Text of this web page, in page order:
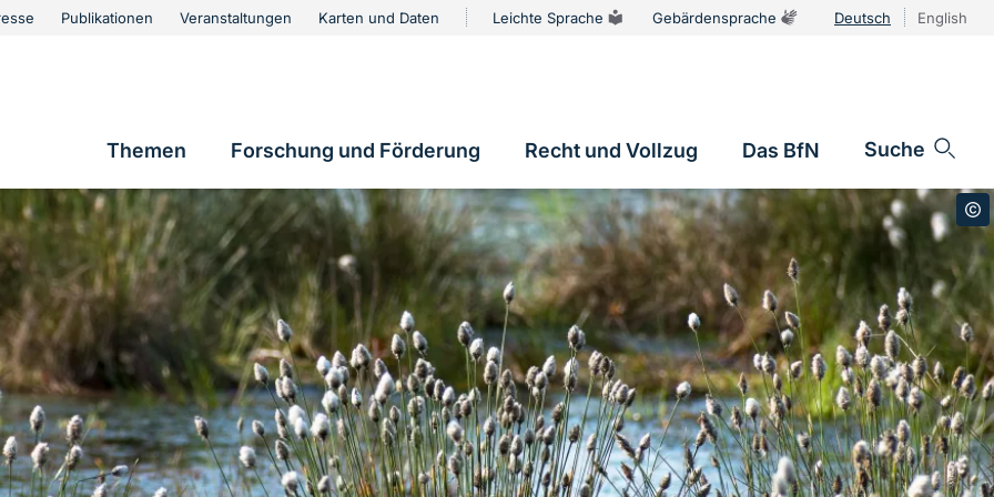
Publikationen Veranstaltungen Karten und Daten Leichte Sprache Gebärdensprache Deutsch English
Hauptnavigation
Themen Forschung und Förderung Recht und Vollzug Das BfN Suche